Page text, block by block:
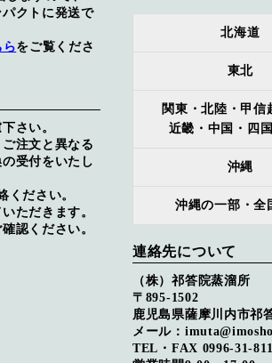
クトに発送で
らをご覧くださ
さい。
注文と異なる
受付をいたし
ください。
ただきます。
確認ください。
北海道
東北
関東・北陸・甲信
近畿・中国・四
沖縄
沖縄の一部・全
連絡先について
（株）祁答院蒸溜所
〒895-1502
鹿児島県薩摩川内市祁
メール：
TEL・FAX 0996-31-